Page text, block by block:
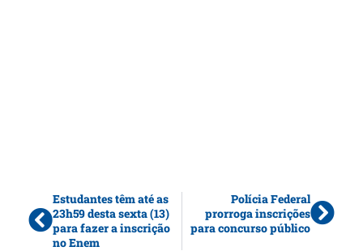
Estudantes têm até as
23h59 desta sexta (13)
para fazer a inscrição
no Enem
Polícia Federal
prorroga inscrições
para concurso público